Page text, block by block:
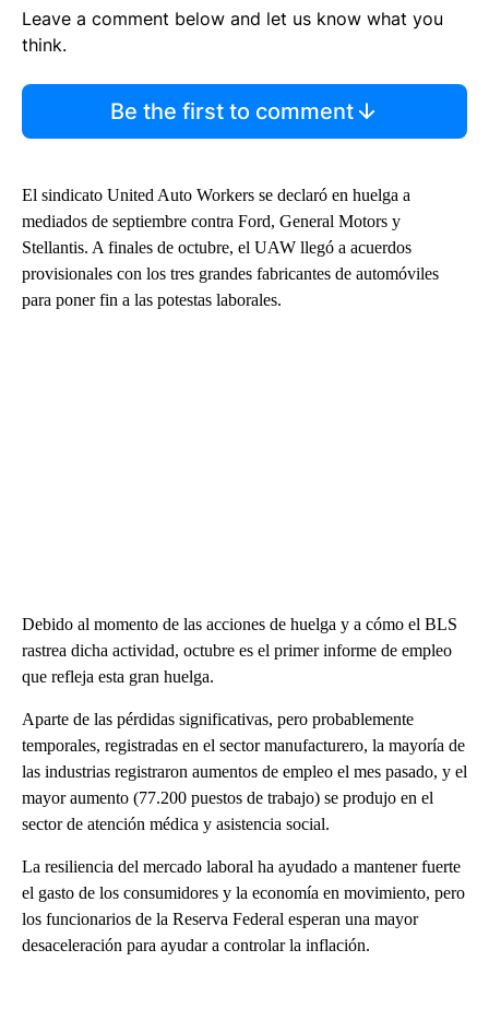
Leave a comment below and let us know what you
think.
Be the first to comment
El sindicato United Auto Workers se declaró en huelga a
mediados de septiembre contra Ford, General Motors y
Stellantis. A finales de octubre, el UAW llegó a acuerdos
provisionales con los tres grandes fabricantes de automóviles
para poner fin a las potestas laborales.
Debido al momento de las acciones de huelga y a cómo el BLS
rastrea dicha actividad, octubre es el primer informe de empleo
que refleja esta gran huelga.
Aparte de las pérdidas significativas, pero probablemente
temporales, registradas en el sector manufacturero, la mayoría de
las industrias registraron aumentos de empleo el mes pasado, y el
mayor aumento (77.200 puestos de trabajo) se produjo en el
sector de atención médica y asistencia social.
La resiliencia del mercado laboral ha ayudado a mantener fuerte
el gasto de los consumidores y la economía en movimiento, pero
los funcionarios de la Reserva Federal esperan una mayor
desaceleración para ayudar a controlar la inflación.